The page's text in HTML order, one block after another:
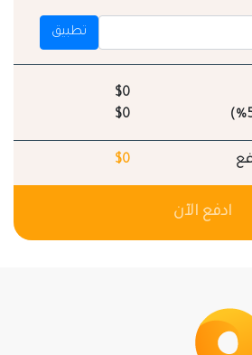
تطبيق
$0
$0
$0
ادفع الآن